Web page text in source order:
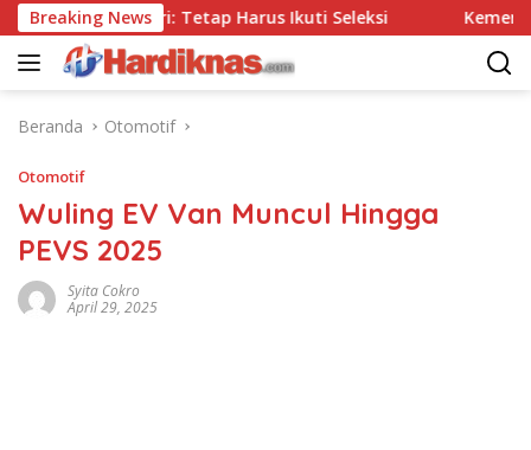
Langsung
ke
konten
Breaking News
Tes, Polri: Tetap Harus Ikuti Seleksi Kemenpar
Beranda Otomotif
Otomotif
Wuling EV Van Muncul Hingga
PEVS 2025
Syita Cokro
April 29, 2025